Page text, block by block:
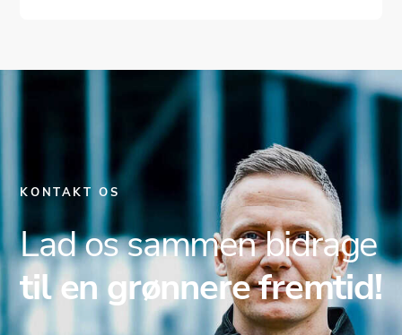
KONTAKT OS
Lad os sammen bidrage
til en grønnere fremtid!